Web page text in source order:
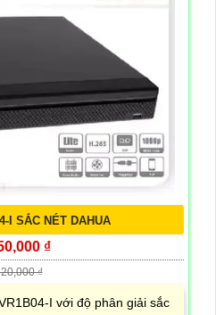
I SẮC NÉT DAHUA
₫
₫
I với độ phân giải sắc